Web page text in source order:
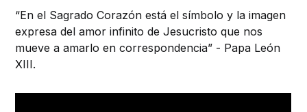
“En el Sagrado Corazón está el símbolo y la imagen
expresa del amor infinito de Jesucristo que nos
mueve a amarlo en correspondencia” - Papa León
XIII.